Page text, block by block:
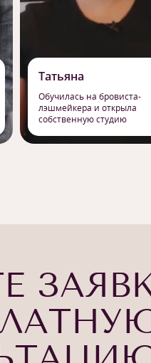
Татьяна
Обучилась на бровиста-
лэшмейкера и открыла
собственную студию